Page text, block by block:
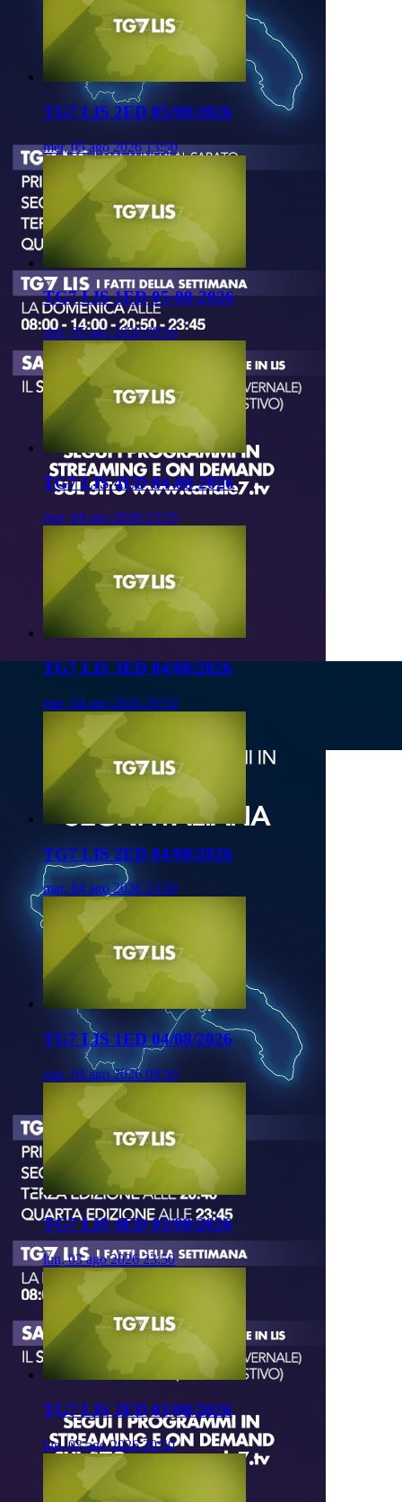
TG7 LIS 2ED 05/08/2026
mer, 05 ago 2026 13:50
TG7 LIS 1ED 05-08-2026
mer, 05 ago 2026 09:50
TG7 LIS 4ED 04-08-2026
mar, 04 ago 2026 23:55
TG7 LIS 3ED 04/08/2026
mar, 04 ago 2026 20:50
TG7 LIS 2ED 04/08/2026
mar, 04 ago 2026 13:50
TG7 LIS 1ED 04/08/2026
mar, 04 ago 2026 09:50
TG7 LIS 4ED 03/08/2026
lun, 03 ago 2026 23:50
TG7 LIS 3ED 03/08/2026
lun, 03 ago 2026 20:50